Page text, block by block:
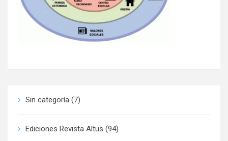
Sin categoría (7)
Ediciones Revista Altus (94)